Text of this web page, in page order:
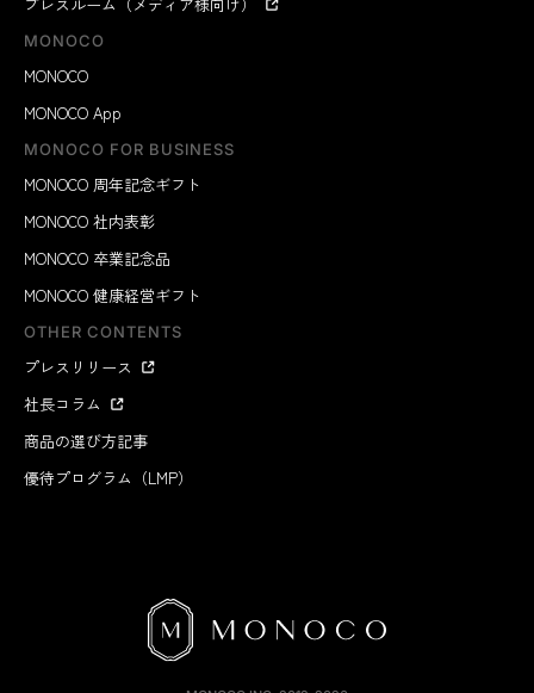
MONOCO
MONOCO
MONOCO App
MONOCO FOR BUSINESS
MONOCO 周年記念ギフト
MONOCO 社内表彰
MONOCO 卒業記念品
MONOCO 健康経営ギフト
OTHER CONTENTS
プレスリリース
社長コラム
商品の選び方記事
優待プログラム（LMP）